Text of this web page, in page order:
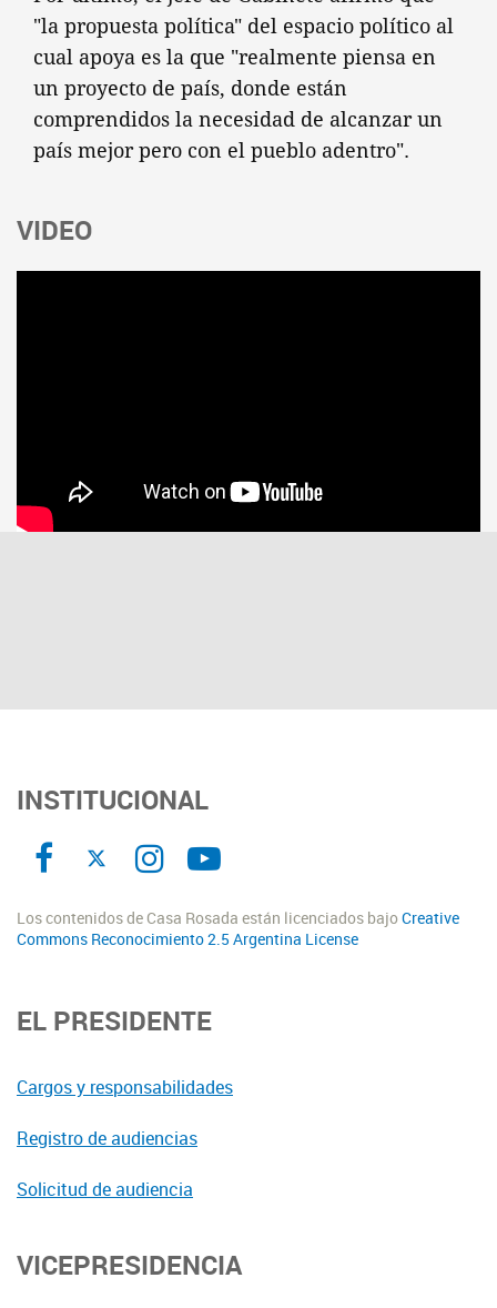
"la propuesta política" del espacio político al
cual apoya es la que "realmente piensa en
un proyecto de país, donde están
comprendidos la necesidad de alcanzar un
país mejor pero con el pueblo adentro".
VIDEO
INSTITUCIONAL
Los contenidos de Casa Rosada están licenciados bajoCreative
Commons Reconocimiento 2.5 Argentina License
EL PRESIDENTE
Cargos y responsabilidades
Registro de audiencias
Solicitud de audiencia
VICEPRESIDENCIA